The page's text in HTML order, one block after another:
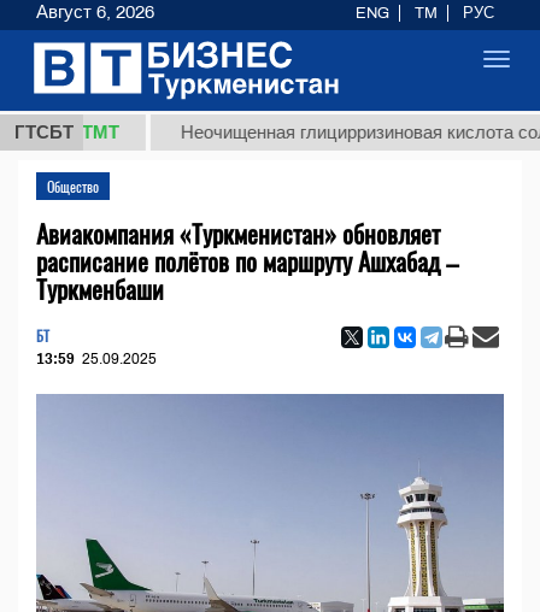
ГТСБТ
ТМТ Неочищенная глицирризиновая кислота
Общество
Авиакомпания «Туркменистан» обновляет
расписание полётов по маршруту Ашхабад –
Туркменбаши
БТ
13:59 25.09.2025
Август 6, 2026 ENG TM РУС